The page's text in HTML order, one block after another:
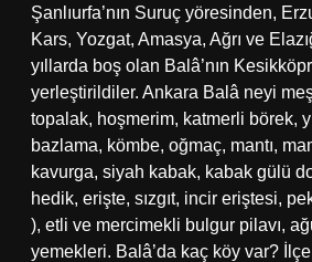
Şanlıurfa’nın Suruç yöresinden,
Kars, Yozgat, Amasya, Ağrı ve
yıllarda boş olan Balâ’nın
yerleştirildiler. Ankara Balâ neyi
topalak, hoşmerim, katmerli börek,
bazlama, kömbe, oğmaç, mantı,
kavurga, siyah kabak, kabak gülü
hedik, erişte, sızgıt, incir eriştesi,
), etli ve mercimekli bulgur pilavı,
yemekleri. Balâ’da kaç köy var?